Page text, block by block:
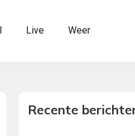
Live Weer
Recente